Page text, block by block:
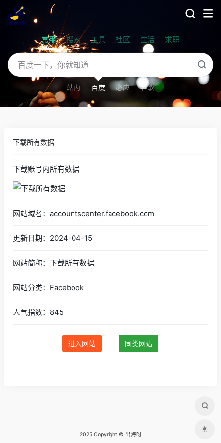
常用 搜索 工具 社区 生活 求职
站内 百度 必应 谷歌
下载所有数据
下载账号内所有数据
网站域名：accountscenter.facebook.com
更新日期：2024-04-15
网站简称：下载所有数据
网站分类：Facebook
人气指数：845
进入网站 同类网站
2025 Copyright © 出海呀